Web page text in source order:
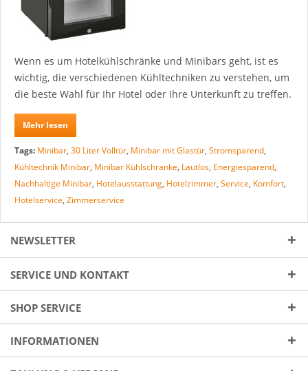
Wenn es um Hotelkühlschränke und Minibars geht, ist es
wichtig, die verschiedenen Kühltechniken zu verstehen, um
die beste Wahl für Ihr Hotel oder Ihre Unterkunft zu treffen.
Mehr lesen
Tags: Minibar, 30 Liter Volltür, Minibar mit Glastür, Stromsparend,
Kühltechnik Minibar, Minibar Kühlschranke, Lautlos, Energiesparend,
Nachhaltige Minibar, Hotelausstattung, Hotelzimmer, Service, Komfort,
Hotelservice, Zimmerservice
NEWSLETTER
SERVICE UND KONTAKT
SHOP SERVICE
INFORMATIONEN